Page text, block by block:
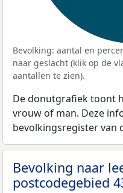
Bevolking: aantal en
naar geslacht (klik op de
aantallen te zien).
De donutgrafiek toont
vrouw of man. Deze
bevolkingsregister van
Bevolking naar
postcodegebied